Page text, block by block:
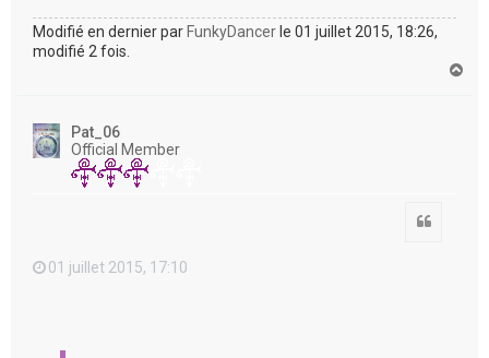
Modifié en dernier par FunkyDancer le 01 juillet 2015, 18:26,
modifié 2 fois.
Pat_06
Official Member
01 juillet 2015, 17:10